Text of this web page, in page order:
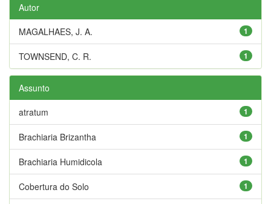
Autor
1
MAGALHAES, J. A.
1
TOWNSEND, C. R.
Assunto
1
atratum
1
Brachiaria Brizantha
1
Brachiaria Humidicola
1
Cobertura do Solo